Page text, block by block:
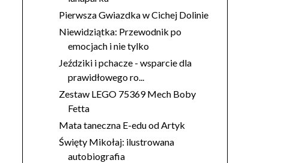
Pierwsza Gwiazdka w Cichej Dolinie
Niewidziątka: Przewodnik po
emocjach i nie tylko
Jeździki i pchacze - wsparcie dla
prawidłowego ro...
Zestaw LEGO 75369 Mech Boby
Fetta
Mata taneczna E-edu od Artyk
Święty Mikołaj: ilustrowana
autobiografia